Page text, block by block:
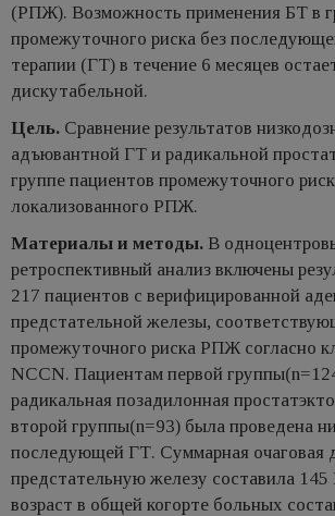
(РПЖ). Возможность применения БТ в
промежуточного риска без
терапии (ГТ) в течение 6 месяцев
дискутабельной.
Цель. Cравнение результатов
адъювантной ГТ и радикальной
группе пациентов промежуточного
локализованного РПЖ.
Материалы и методы. В
ретроспективный анализ включены
217 пациентов с верифицированной
предстательной железы,
промежуточного риска РПЖ согласно
NCCN. Пациентам первой
радикальная позадилонная
второй группы(n=93) была проведена
последующей ГТ. Суммарная очаговая
предстательную железу составила
возраст в общей когорте больных